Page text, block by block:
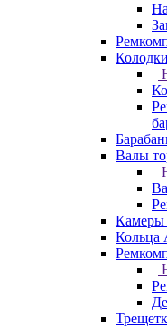
Валы
Камеры
Кольца